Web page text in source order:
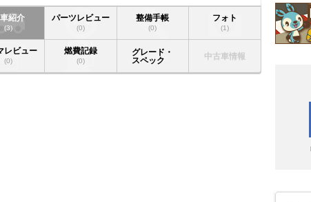
紹介
(3)
パーツレビュー
(0)
整備手帳
(0)
フォト
(1)
レビュー
(0)
燃費記録
(0)
グレード・
スペック
中古車情報